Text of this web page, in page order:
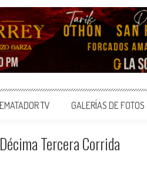
TV GALERÍAS DE FOTOS
Tercera Corrida